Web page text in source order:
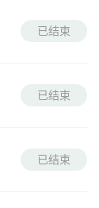
已结束
已结束
已结束